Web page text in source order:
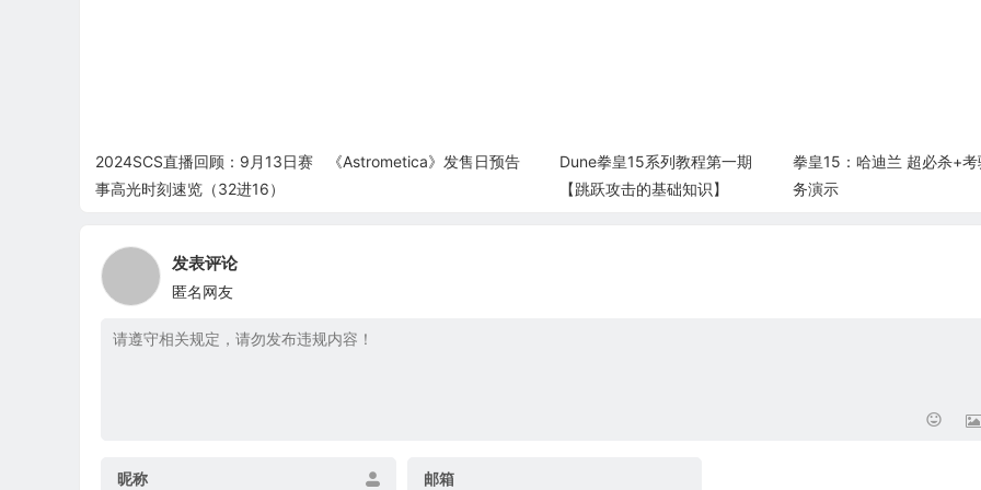
2024SCS直播回顾：9月13日赛
事高光时刻速览（32进16）
《Astrometica》发售日预告
Dune拳皇15系列教程第一期
【跳跃攻击的基础知识】
拳皇15：哈迪兰 超必杀+考
务演示
发表评论
匿名网友
昵称 邮箱